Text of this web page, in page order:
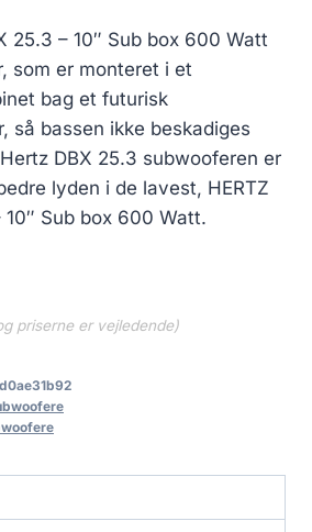
25.3 – 10″ Sub box 600 Watt
som er monteret i et
bag et futurisk
så bassen ikke beskadiges
DBX 25.3 subwooferen er
lyden i de lavest, HERTZ
10″ Sub box 600 Watt.
priserne er vejledende)